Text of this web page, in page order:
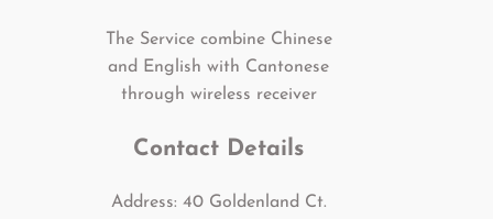
The Service combine Chinese
and English with Cantonese
through wireless receiver
Contact Details
Address: 40 Goldenland Ct.